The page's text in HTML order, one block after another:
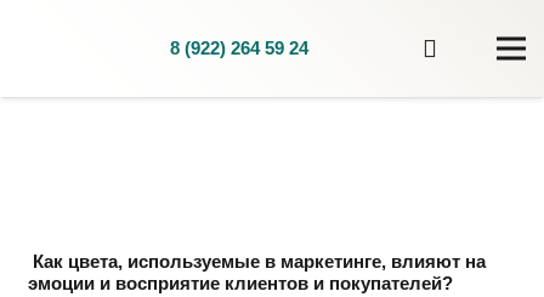
8 (922) 264 59 24
Как цвета, используемые в маркетинге, влияют на
эмоции и восприятие клиентов и покупателей?